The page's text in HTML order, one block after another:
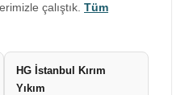
çalıştık. Tüm
HG İstanbul Kırım
Yıkım